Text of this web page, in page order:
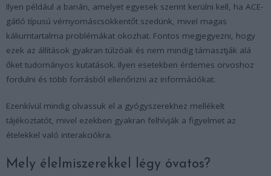
Ilyen például a banán, amelyet egyesek szerint kerülni kell, ha ACE-
gátló típusú vérnyomáscsökkentőt szedünk, mivel magas
káliumtartalma problémákat okozhat. Fontos megjegyezni, hogy
ezek az állítások gyakran túlzóak és nem mindig támasztják alá
őket tudományos kutatások. Ilyen esetekben érdemes orvoshoz
fordulni és több forrásból ellenőrizni az információkat.
Ezenkívül mindig olvassuk el a gyógyszerekhez mellékelt
tájékoztatót, mivel ezekben gyakran felhívják a figyelmet az
ételekkel való interakciókra.
Mely élelmiszerekkel légy óvatos?